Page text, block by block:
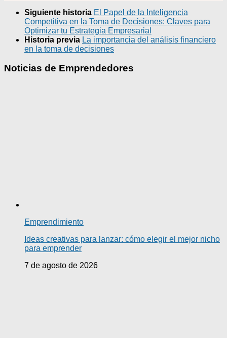
Siguiente historia El Papel de la Inteligencia
Competitiva en la Toma de Decisiones: Claves para
Optimizar tu Estrategia Empresarial
Historia previa La importancia del análisis financiero
en la toma de decisiones
Noticias de Emprendedores
Emprendimiento
Ideas creativas para lanzar: cómo elegir el mejor nicho
para emprender
7 de agosto de 2026